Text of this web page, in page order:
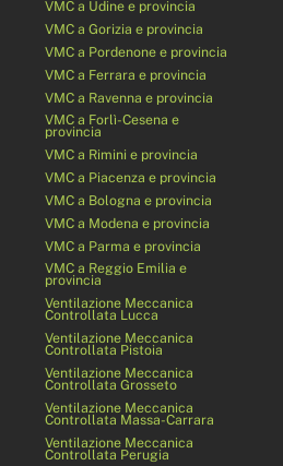
VMC a Udine e provincia
VMC a Gorizia e provincia
VMC a Pordenone e provincia
VMC a Ferrara e provincia
VMC a Ravenna e provincia
VMC a Forlì-Cesena e
provincia
VMC a Rimini e provincia
VMC a Piacenza e provincia
VMC a Bologna e provincia
VMC a Modena e provincia
VMC a Parma e provincia
VMC a Reggio Emilia e
provincia
Ventilazione Meccanica
Controllata Lucca
Ventilazione Meccanica
Controllata Pistoia
Ventilazione Meccanica
Controllata Grosseto
Ventilazione Meccanica
Controllata Massa-Carrara
Ventilazione Meccanica
Controllata Perugia